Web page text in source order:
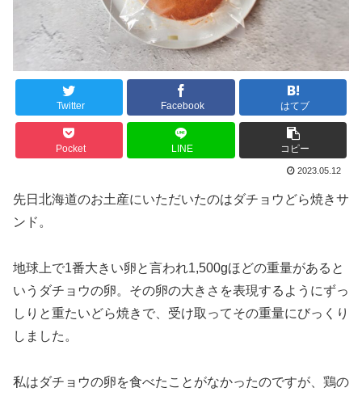
Twitter Facebook はてブ
Pocket LINE コピー
2023.05.12
先日北海道のお土産にいただいたのはダチョウどら焼きサ
ンド。
地球上で1番大きい卵と言われ1,500gほどの重量があると
いうダチョウの卵。その卵の大きさを表現するようにずっ
しりと重たいどら焼きで、受け取ってその重量にびっくり
しました。
私はダチョウの卵を食べたことがなかったのですが、鶏の